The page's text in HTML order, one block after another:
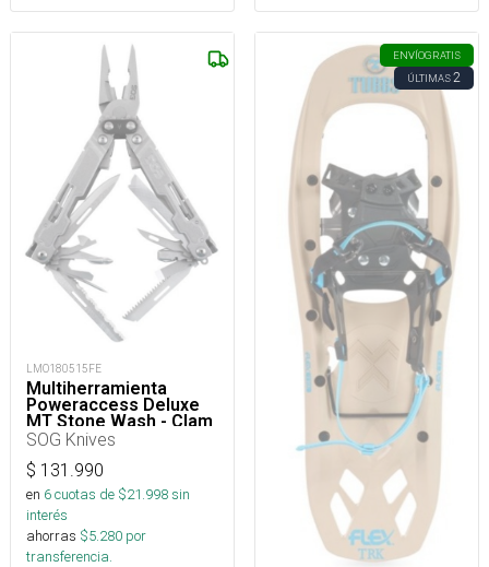
LMO180515FE
Multiherramienta
Poweraccess Deluxe
MT Stone Wash - Clam
Pack
SOG Knives
$ 131.990
en 6cuotas de $21.998sin
interés
ahorras $5.280 por
transferencia.
ENVÍOGRATIS
ÚLTIMAS2